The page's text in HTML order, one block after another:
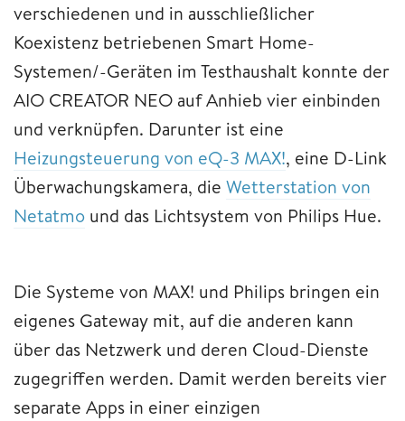
verschiedenen und in ausschließlicher
Koexistenz betriebenen Smart Home-
Systemen/-Geräten im Testhaushalt konnte der
AIO CREATOR NEO auf Anhieb vier einbinden
und verknüpfen. Darunter ist eine
Heizungsteuerung von eQ-3 MAX!, eine D-Link
Überwachungskamera, die Wetterstation von
Netatmo und das Lichtsystem von Philips Hue.
Die Systeme von MAX! und Philips bringen ein
eigenes Gateway mit, auf die anderen kann
über das Netzwerk und deren Cloud-Dienste
zugegriffen werden. Damit werden bereits vier
separate Apps in einer einzigen